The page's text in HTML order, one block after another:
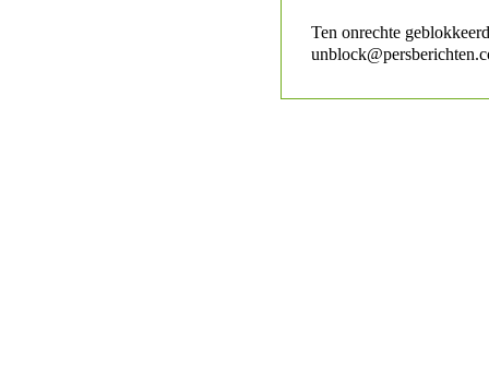
Ten onrechte